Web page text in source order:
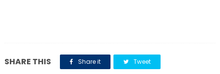
SHARE THIS Share it Tweet